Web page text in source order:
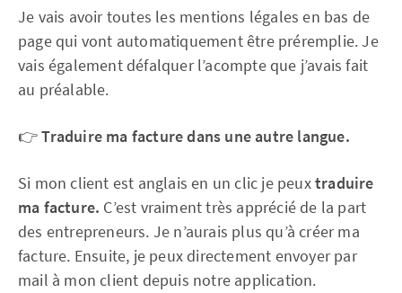
Je vais avoir toutes les mentions légales en bas de
page qui vont automatiquement être préremplie. Je
vais également défalquer l’acompte que j’avais fait
au préalable.
👉Traduire ma facture dans une autre langue.
Si mon client est anglais en un clic je peuxtraduire
ma facture. C’est vraiment très apprécié de la part
des entrepreneurs. Je n’aurais plus qu’à créer ma
facture. Ensuite, je peux directement envoyer par
mail à mon client depuis notre application.